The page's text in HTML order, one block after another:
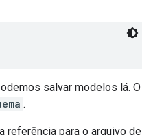
salvar modelos lá. O
.
referência para o arquivo de